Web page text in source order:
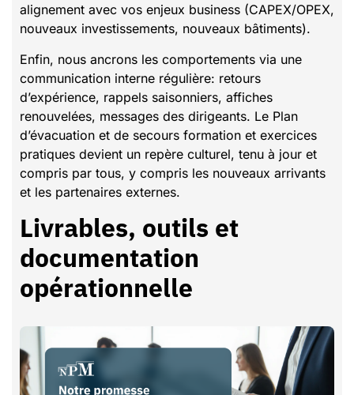
alignement avec vos enjeux business (CAPEX/OPEX,
nouveaux investissements, nouveaux bâtiments).
Enfin, nous ancrons les comportements via une
communication interne régulière: retours
d’expérience, rappels saisonniers, affiches
renouvelées, messages des dirigeants. Le Plan
d’évacuation et de secours formation et exercices
pratiques devient un repère culturel, tenu à jour et
compris par tous, y compris les nouveaux arrivants
et les partenaires externes.
Livrables, outils et
documentation
opérationnelle